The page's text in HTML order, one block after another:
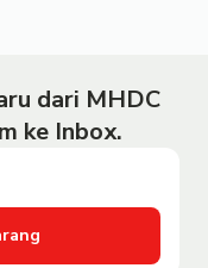
dari MHDC
ke Inbox.